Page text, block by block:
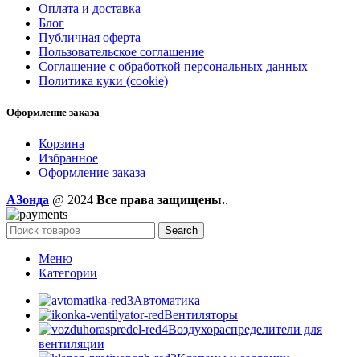
Оплата и доставка
Блог
Публичная оферта
Пользовательское соглашение
Соглашение с обработкой персональных данных
Политика куки (cookie)
Оформление заказа
Корзина
Избранное
Оформление заказа
AЗонда @ 2024 Все права защищены..
Search
Меню
Категории
Автоматика
Вентиляторы
Воздухораспределители для
вентиляции